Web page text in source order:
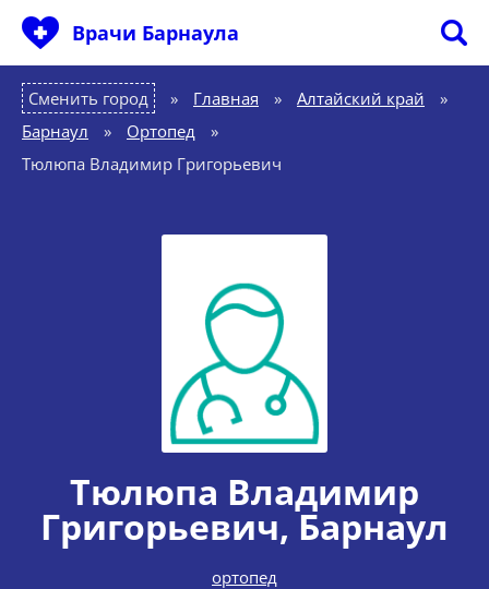
Врачи Барнаула
Сменить город Главная » Алтайский край
»
Барнаул
» Ортопед
»
Тюлюпа Владимир Григорьевич
Тюлюпа Владимир
Григорьевич, Барнаул
ортопед